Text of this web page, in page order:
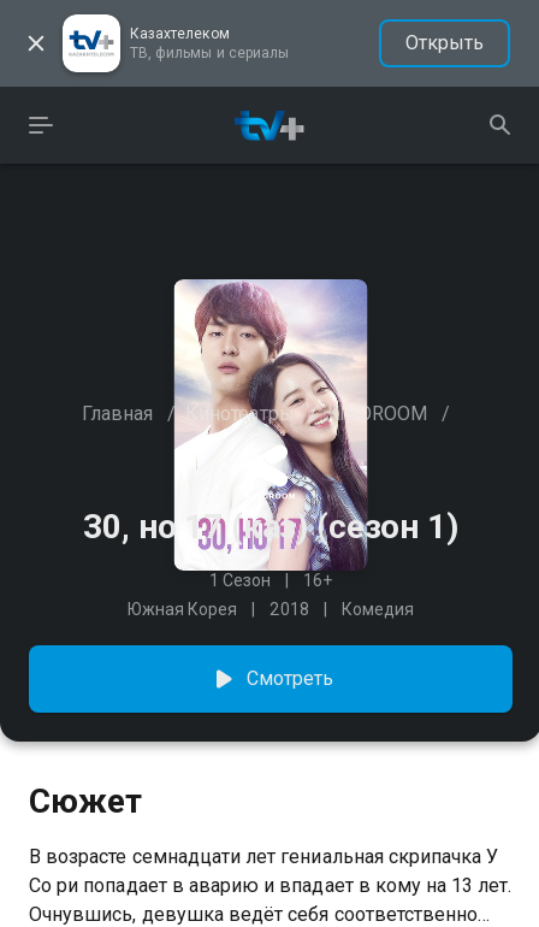
Казахтелеком
ТВ, фильмы и сериалы
Открыть
Главная / Кинотеатры / KINOROOM /
30, но 17 (каз) (сезон 1)
1 Сезон
16+
Южная Корея
2018 Комедия
Смотреть
Сюжет
В возрасте семнадцати лет гениальная скрипачка У
Со ри попадает в аварию и впадает в кому на 13 лет.
Очнувшись, девушка ведёт себя соответственно